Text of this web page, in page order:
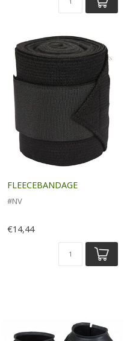
FLEECEBANDAGE
#NV
€14,44